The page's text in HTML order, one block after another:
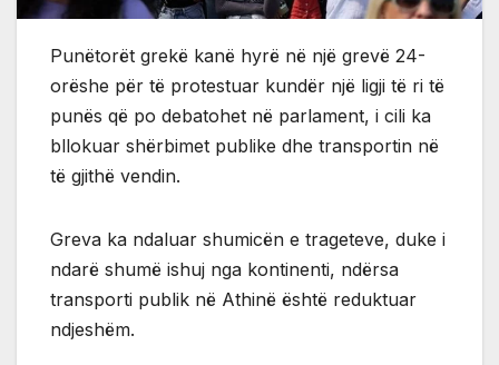
Punëtorët grekë kanë hyrë në një grevë 24-
orëshe për të protestuar kundër një ligji të ri të
punës që po debatohet në parlament, i cili ka
bllokuar shërbimet publike dhe transportin në
të gjithë vendin.
Greva ka ndaluar shumicën e trageteve, duke i
ndarë shumë ishuj nga kontinenti, ndërsa
transporti publik në Athinë është reduktuar
ndjeshëm.